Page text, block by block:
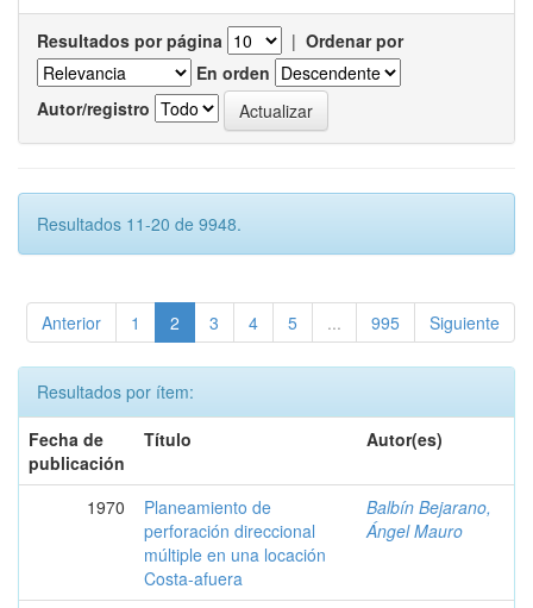
Resultados por página | Ordenar por
En orden
Autor/registro
Resultados 11-20 de 9948.
Anterior 1 2 3 4 5 ... 995 Siguiente
Resultados por ítem:
Fecha de
publicación
Título Autor(es)
1970
Planeamiento de
perforación direccional
múltiple en una locación
Costa-afuera
Balbín Bejarano,
Ángel Mauro